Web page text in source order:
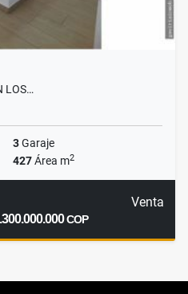
LOS…
3Garaje
427Área m2
Venta
COP